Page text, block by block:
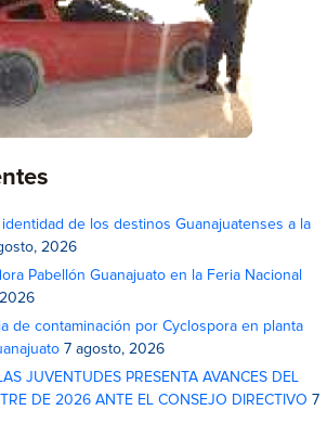
de los destinos Guanajuatenses a la
2026
Pabellón Guanajuato en la Feria Nacional
de contaminación por Cyclospora en planta
7 agosto, 2026
JUVENTUDES PRESENTA AVANCES DEL
DE 2026 ANTE EL CONSEJO DIRECTIVO 7